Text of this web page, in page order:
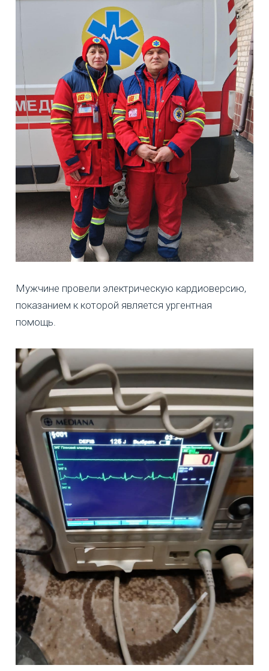
Мужчине провели электрическую кардиоверсию,
показанием к которой является ургентная
помощь.